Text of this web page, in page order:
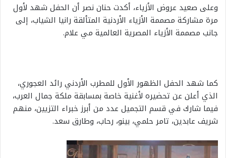
وعلى صعيد عروض الأزياء، أكدت حنان نصر أن الحفل شهد لأول
مرة مشاركة مصممة الأزياء الأردنية المتألقة رانيا الشياب، إلى
جانب مصممة الأزياء المصرية العالمية مي علام.
كما شهد الحفل الظهور الأول للمطرب الأردني رائد العجوري،
الذي أعلن عن تحضيره لأغنية خاصة بمسابقة ملكة جمال العرب،
فيما شارك في قسم التجميل عدد من أبرز خبراء التزيين، منهم
شريف عابدين، تامر حلمي، بينو، رحاب، وطارق سعد.